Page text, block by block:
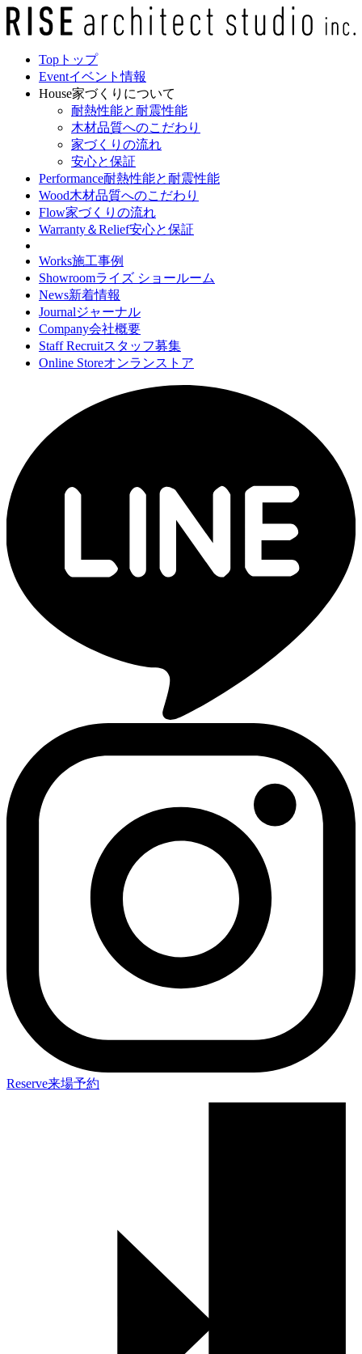
Top トップ
Eventイベント情報
House家づくりについて
耐熱性能と耐震性能
木材品質へのこだわり
家づくりの流れ
安心と保証
Performance耐熱性能と耐震性能
Wood木材品質へのこだわり
Flow家づくりの流れ
Warranty＆Relief安心と保証
Works施工事例
Showroomライズ ショールーム
News新着情報
Journalジャーナル
Company会社概要
Staff Recruitスタッフ募集
Online Storeオンランストア
Reserve来場予約